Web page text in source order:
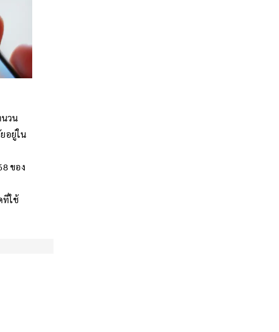
นวน
อยู่ใน
ของ
ที่ใช้